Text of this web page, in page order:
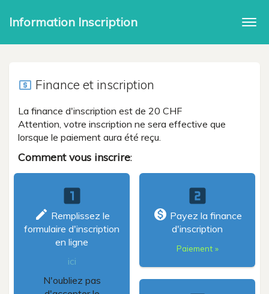
Information Inscription
local_atm Finance et inscription
La finance d'inscription est de 20 CHF
Attention, votre inscription ne sera effective que
lorsque le paiement aura été reçu.
Comment vous inscrire:
looks_one
create Remplissez le
formulaire d'inscription
en ligne
ici
N'oubliez pas
looks_two
monetization_on Payez la finance
d'inscription
Paiement »